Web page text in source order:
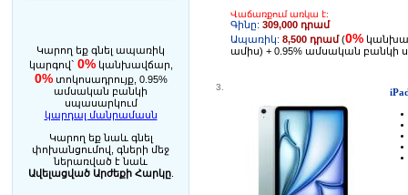
Կարող եք գնել ապառիկ
կարգով` 0%կանխավճար,
0%տոկոսադրույք, 0.95%
ամսական բանկի
սպասարկում
կարդալ մանրամասն
Կարող եք նաև գնել
փոխանցումով, գների մեջ
ներառված է նաև
Ավելացված Արժեքի Հարկը.
Վաճառքում առկա է:
Գինը: 309,000 դրամ
Ապառիկ: 8,500 դրամ(0%
ամիս) + 0.95% ամսական
3.